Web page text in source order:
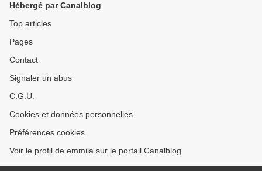
Hébergé par Canalblog
Top articles
Pages
Contact
Signaler un abus
C.G.U.
Cookies et données personnelles
Préférences cookies
Voir le profil de emmila sur le portail Canalblog